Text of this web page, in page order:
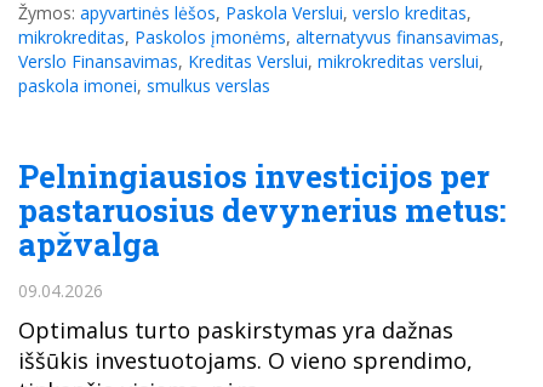
Žymos: apyvartinės lėšos, Paskola Verslui, verslo kreditas,
mikrokreditas, Paskolos įmonėms, alternatyvus finansavimas,
Verslo Finansavimas, Kreditas Verslui, mikrokreditas verslui,
paskola imonei, smulkus verslas
Pelningiausios investicijos per
pastaruosius devynerius metus:
apžvalga
09.04.2026
Optimalus turto paskirstymas yra dažnas
iššūkis investuotojams. O vieno sprendimo,